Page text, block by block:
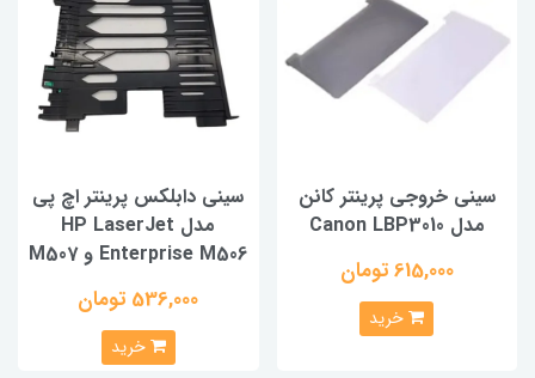
سینی خروجی پرینتر کانن
مدل Canon LBP3010
615,000 تومان
خرید
سینی دابلکس پرینتر اچ پی
مدل HP LaserJet
Enterprise M506 و M507
536,000 تومان
خرید